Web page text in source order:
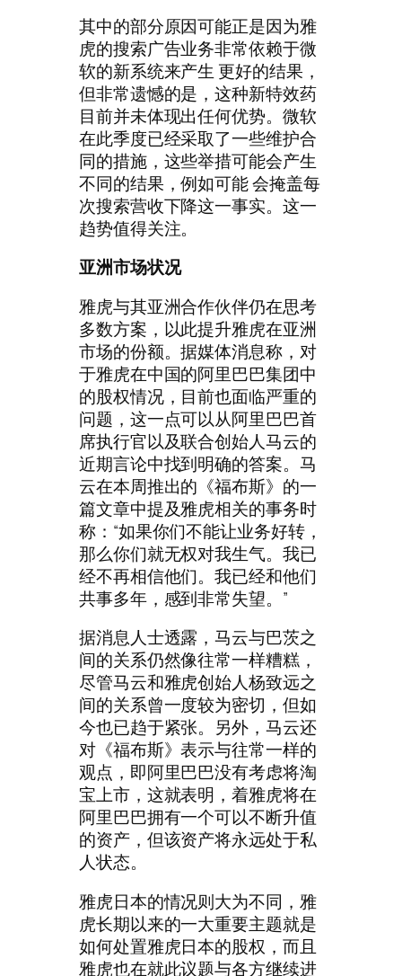
其中的部分原因可能正是因为雅
虎的搜索广告业务非常依赖于微
软的新系统来产生 更好的结果，
但非常遗憾的是，这种新特效药
目前并未体现出任何优势。微软
在此季度已经采取了一些维护合
同的措施，这些举措可能会产生
不同的结果，例如可能 会掩盖每
次搜索营收下降这一事实。这一
趋势值得关注。
亚洲市场状况
雅虎与其亚洲合作伙伴仍在思考
多数方案，以此提升雅虎在亚洲
市场的份额。据媒体消息称，对
于雅虎在中国的阿里巴巴集团中
的股权情况，目前也面临严重的
问题，这一点可以从阿里巴巴首
席执行官以及联合创始人马云的
近期言论中找到明确的答案。马
云在本周推出的《福布斯》的一
篇文章中提及雅虎相关的事务时
称：“如果你们不能让业务好转，
那么你们就无权对我生气。我已
经不再相信他们。我已经和他们
共事多年，感到非常失望。”
据消息人士透露，马云与巴茨之
间的关系仍然像往常一样糟糕，
尽管马云和雅虎创始人杨致远之
间的关系曾一度较为密切，但如
今也已趋于紧张。另外，马云还
对《福布斯》表示与往常一样的
观点，即阿里巴巴没有考虑将淘
宝上市，这就表明，着雅虎将在
阿里巴巴拥有一个可以不断升值
的资产，但该资产将永远处于私
人状态。
雅虎日本的情况则大为不同，雅
虎长期以来的一大重要主题就是
如何处置雅虎日本的股权，而且
雅虎也在就此议题与各方继续进